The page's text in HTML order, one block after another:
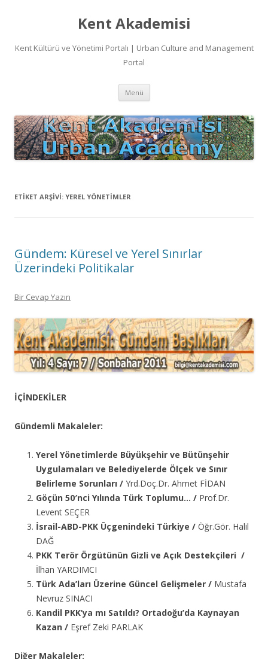
Kent Akademisi
Kent Kültürü ve Yönetimi Portalı | Urban Culture and Management
Portal
Menü İçeriğe
ETIKET ARŞIVI: YEREL YÖNETIMLER
Gündem: Küresel ve Yerel Sınırlar
Üzerindeki Politikalar
Bir Cevap Yazın
İÇİNDEKİLER
Gündemli Makaleler:
Yerel Yönetimlerde Büyükşehir ve Bütünşehir
Uygulamaları ve Belediyelerde Ölçek ve Sınır
Belirleme Sorunları / Yrd.Doç.Dr. Ahmet FİDAN
Göçün 50′nci Yılında Türk Toplumu… / Prof.Dr.
Levent SEÇER
İsrail-ABD-PKK Üçgenindeki Türkiye / Öğr.Gör. Halil
DAĞ
PKK Terör Örgütünün Gizli ve Açık Destekçileri /
İlhan YARDIMCI
Türk Ada’ları Üzerine Güncel Gelişmeler / Mustafa
Nevruz SINACI
Kandil PKK’ya mı Satıldı? Ortadoğu’da Kaynayan
Kazan / Eşref Zeki PARLAK
Diğer Makaleler: